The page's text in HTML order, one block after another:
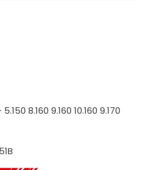
8.160 9.160 10.160 9.170